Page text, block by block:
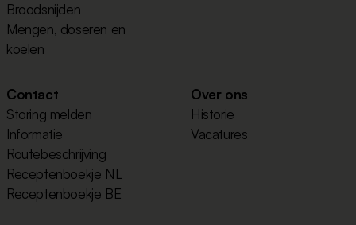
Broodsnijden
Mengen, doseren en
koelen
Contact
Storing melden
Informatie
Routebeschrijving
Receptenboekje NL
Receptenboekje BE
Over ons
Historie
Vacatures